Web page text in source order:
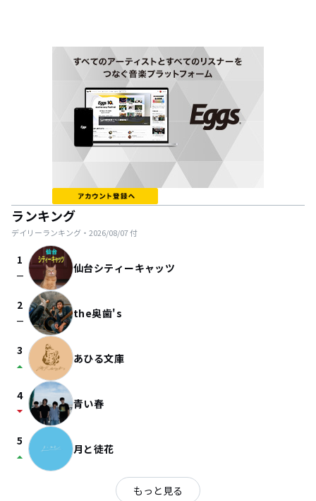
ランキング
デイリーランキング・ 2026/08/07付
1
check_indeterminate_small 仙台シティーキャッツ
2
check_indeterminate_small the奥歯's
3
arrow_drop_up あひる文庫
4
arrow_drop_down 青い春
5
arrow_drop_up 月と徒花
もっと見る